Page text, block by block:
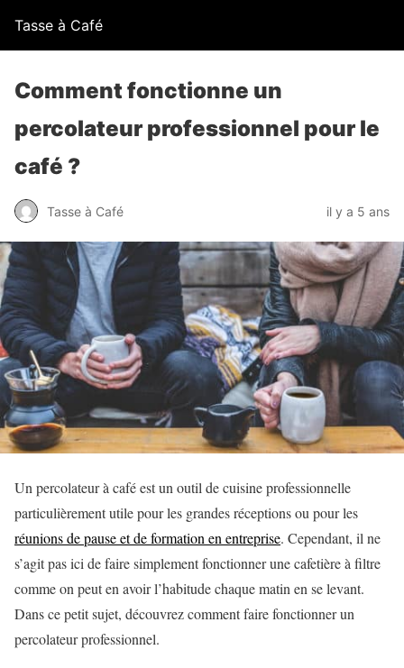
Tasse à Café
Comment fonctionne un
percolateur professionnel pour le
café ?
Tasse à Café il y a 5 ans
Un percolateur à café est un outil de cuisine professionnelle
particulièrement utile pour les grandes réceptions ou pour les
réunions de pause et de formation en entreprise. Cependant, il ne
s’agit pas ici de faire simplement fonctionner une cafetière à filtre
comme on peut en avoir l’habitude chaque matin en se levant.
Dans ce petit sujet, découvrez comment faire fonctionner un
percolateur professionnel.